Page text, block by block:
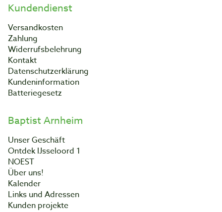
Kundendienst
Versandkosten
Zahlung
Widerrufsbelehrung
Kontakt
Datenschutzerklärung
Kundeninformation
Batteriegesetz
Baptist Arnheim
Unser Geschäft
Ontdek IJsseloord 1
NOEST
Über uns!
Kalender
Links und Adressen
Kunden projekte